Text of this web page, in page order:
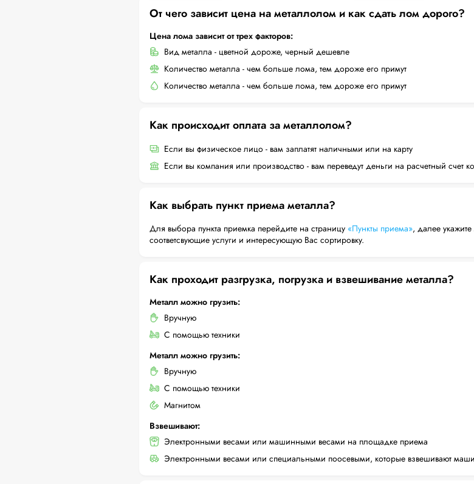
От чего зависит цена на металлолом и как сдать лом дорого?
Цена лома зависит от трех факторов:
Вид металла - цветной дороже, черный дешевле
Количество металла - чем больше лома, тем дороже его примут
Количество металла - чем больше лома, тем дороже его примут
Как происходит оплата за металлолом?
Если вы физическое лицо - вам заплатят наличными или на карту
Если вы компания или производство - вам переведут деньги на расчетный счет
Как выбрать пункт приема металла?
Для выбора пункта приемка перейдите на страницу «Пункты приема», далее
соответсвующие услуги и интересующую Вас сортировку.
Как проходит разгрузка, погрузка и взвешивание металла?
Металл можно грузить:
Вручную
С помощью техники
Металл можно грузить:
Вручную
С помощью техники
Магнитом
Взвешивают:
Электронными весами или машинными весами на площадке приема
Электронными весами или специальными поосевыми, которые взвешивают